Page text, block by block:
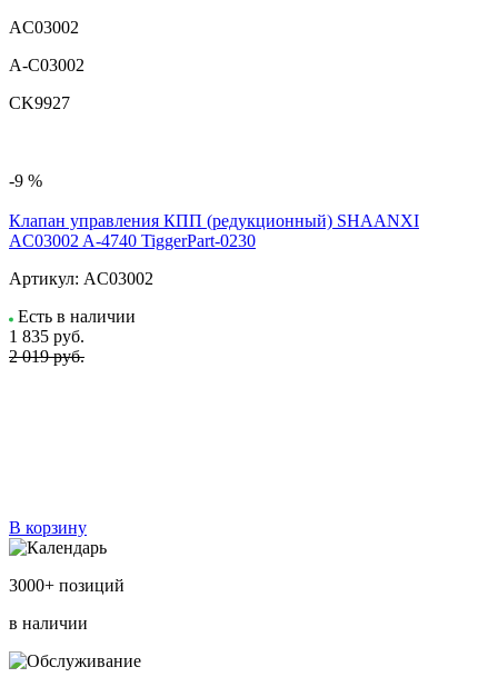
AC03002
A-C03002
CK9927
-9 %
Клапан управления КПП (редукционный) SHAANXI
AC03002 A-4740 TiggerPart-0230
Артикул: AC03002
Есть в наличии
1 835 руб.
2 019 руб.
В корзину
3000+ позиций
в наличии